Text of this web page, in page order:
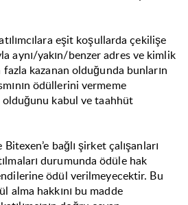
eşit koşullarda çekilişe
aynı/yakın/benzer adres ve kimlik
kazanan olduğunda bunların
ödüllerini vermeme
kabul ve taahhüt
bağlı şirket çalışanları
durumunda ödüle hak
ödül verilmeyecektir. Bu
alma hakkını bu madde